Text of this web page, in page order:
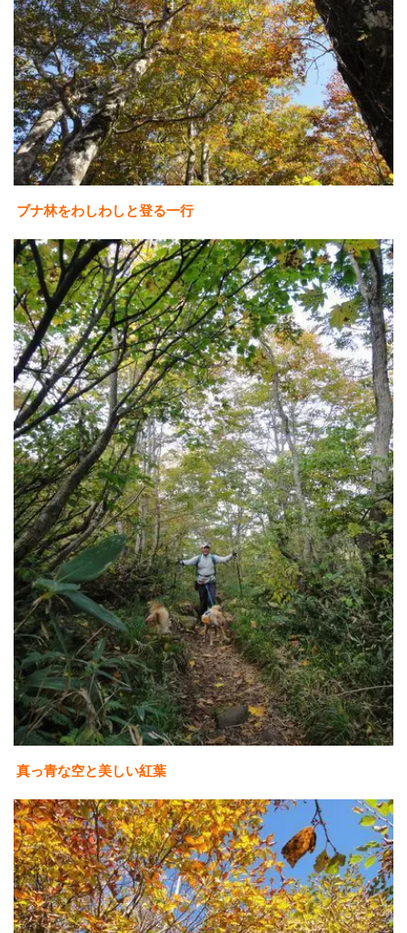
ブナ林をわしわしと登る一行
真っ青な空と美しい紅葉